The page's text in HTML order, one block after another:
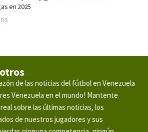
en 2025
de las noticias del fútbol en Venezuela
Venezuela en el mundo! Mantente
sobre las últimas noticias, los
de nuestros jugadores y sus